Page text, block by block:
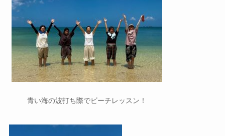
青い海の波打ち際でビーチレッスン！